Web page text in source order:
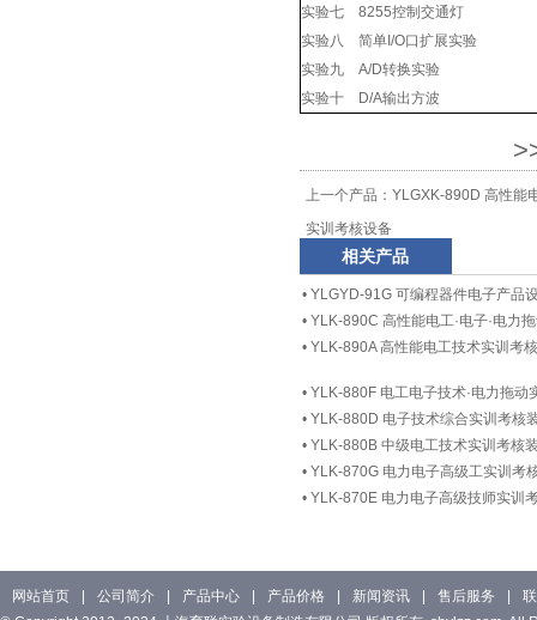
实验七 8255控制交通灯
实验八 简单I/O口扩展实验
实验九 A/D转换实验
实验十 D/A输出方波
上一个产品： YLGXK-890D 高性能
实训考核设备
相关产品
• YLGYD-91G 可编程器件电子产品
• YLK-890C 高性能电工·电子·电力
• YLK-890A 高性能电工技术实训考
• YLK-880F 电工电子技术·电力拖动
• YLK-880D 电子技术综合实训考核
• YLK-880B 中级电工技术实训考核
• YLK-870G 电力电子高级工实训考
• YLK-870E 电力电子高级技师实训
网站首页 公司简介 产品中心 产品价格 新闻资讯 售后服务